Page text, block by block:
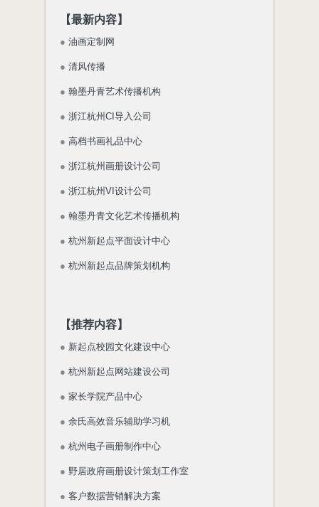
【最新内容】
● 油画定制网
● 清风传播
● 翰墨丹青艺术传播机构
● 浙江杭州CI导入公司
● 高档书画礼品中心
● 浙江杭州画册设计公司
● 浙江杭州VI设计公司
● 翰墨丹青文化艺术传播机构
● 杭州新起点平面设计中心
● 杭州新起点品牌策划机构
【推荐内容】
● 新起点校园文化建设中心
● 杭州新起点网站建设公司
● 家长学院产品中心
● 余氏高效音乐辅助学习机
● 杭州电子画册制作中心
● 野居政府画册设计策划工作室
● 客户数据营销解决方案